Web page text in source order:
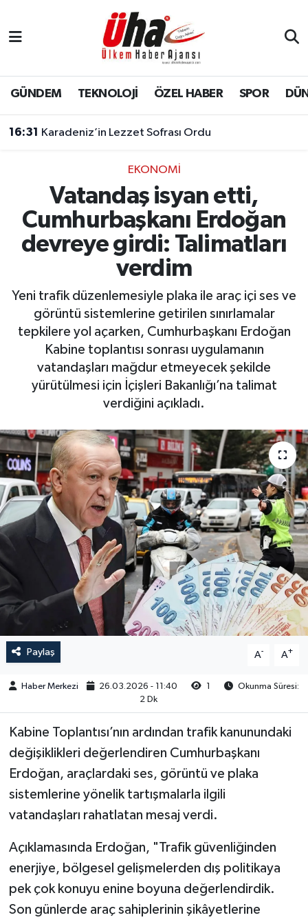
GÜNDEM TEKNOLOJİ ÖZEL HABER SPOR
16:31 Karadeniz’in Lezzet Sofrası Ordu
EKONOMİ
Vatandaş isyan etti,
Cumhurbaşkanı Erdoğan
devreye girdi: Talimatları
verdim
Yeni trafik düzenlemesiyle plaka ile araç içi ses ve
görüntü sistemlerine getirilen sınırlamalar
tepkilere yol açarken, Cumhurbaşkanı Erdoğan
Kabine toplantısı sonrası uygulamanın
vatandaşları mağdur etmeyecek şekilde
yürütülmesi için İçişleri Bakanlığı’na talimat
verdiğini açıkladı.
Paylaş A- A+
Haber Merkezi 26.03.2026 - 11:40
Okunma Süresi:
2 Dk
Kabine Toplantısı’nın ardından trafik kanunundaki
değişiklikleri değerlendiren Cumhurbaşkanı
Erdoğan, araçlardaki ses, görüntü ve plaka
sistemlerine yönelik tartışmalarla ilgili
vatandaşları rahatlatan mesaj verdi.
Açıklamasında Erdoğan, "Trafik güvenliğinden
enerjiye, bölgesel gelişmelerden dış politikaya
pek çok konuyu enine boyuna değerlendirdik.
Son günlerde araç sahiplerinin şikâyetlerine
İstanbul Nöbetçi Eczaneler
İstanbul Hava Durumu
Süper Lig Puan Durumu ve Fikstür
Tüm Manşetler
Son Dakika Haberleri
Haber Arşivi